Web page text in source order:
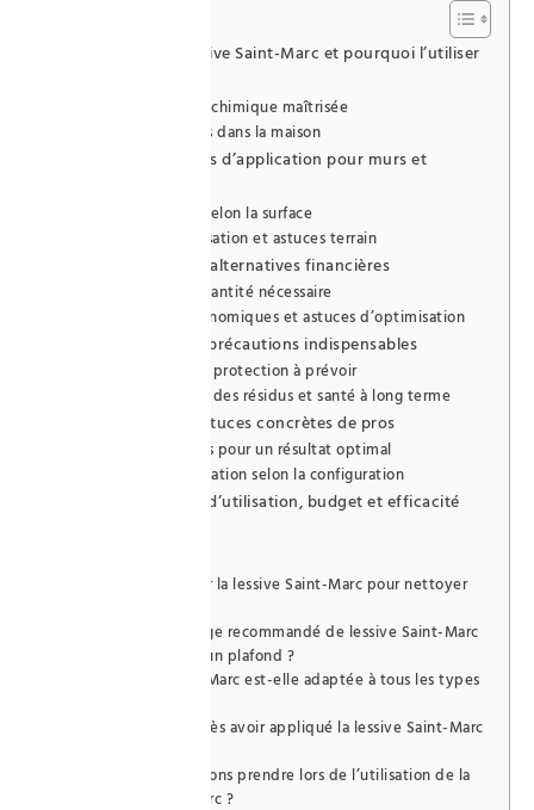
Qu’est-ce que la lessive Saint-Marc et pourquoi l’utiliser
Une composition chimique maîtrisée
Des usages variés dans la maison
Les bonnes pratiques d’application pour murs et
Le dosage idéal selon la surface
Protocole d’utilisation et astuces terrain
Budget, coût réel et alternatives financières
Prix moyen et quantité nécessaire
Alternatives économiques et astuces d’optimisation
Risques, sécurité et précautions indispensables
Équipements de protection à prévoir
Rinçage, gestion des résidus et santé à long terme
Méthodologies et astuces concrètes de pros
Ordre des étapes pour un résultat optimal
Astuces d’application selon la configuration
Comparatif : profils d’utilisation, budget et efficacité
Comment utiliser la lessive Saint-Marc pour nettoyer
Quel est le dosage recommandé de lessive Saint-Marc
pour dégraisser un plafond ?
La lessive Saint-Marc est-elle adaptée à tous les types
Faut-il rincer après avoir appliqué la lessive Saint-Marc
Quelles précautions prendre lors de l’utilisation de la
lessive Saint-Marc ?